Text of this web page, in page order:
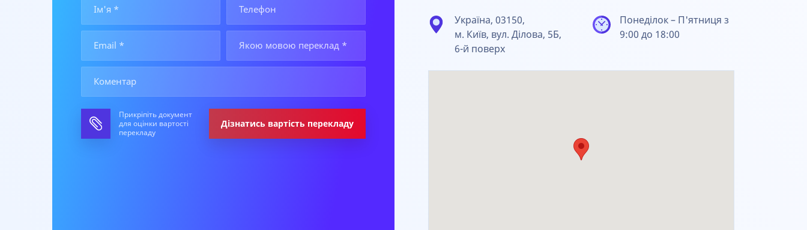
Прикріпіть документ
для оцінки вартості
перекладу
Дізнатись вартість перекладу
Україна, 03150,
м. Київ, вул. Ділова, 5Б,
6-й поверх
Понеділок – П'ятниця з
9:00 до 18:00